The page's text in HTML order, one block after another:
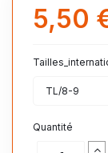
5,50
TL/8-9
Quantité